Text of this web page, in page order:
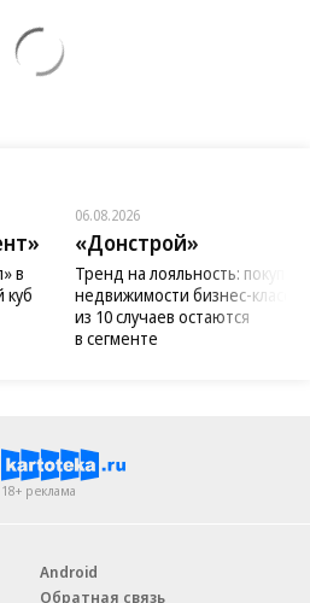
в
06.08.2026
«Донстрой»
Тренд на лояльность:
недвижимости бизнес-класса
из 10 случаев остаются
в сегменте
18+ реклама
Android
Обратная связь